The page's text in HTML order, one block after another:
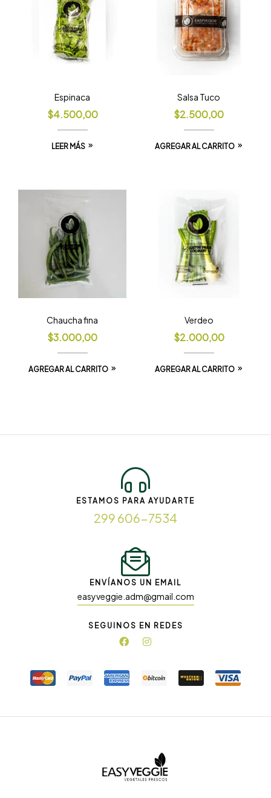
Espinaca
$4.500,00
LEER MÁS
Salsa Tuco
$2.500,00
AGREGAR AL CARRITO
Chaucha fina
$3.000,00
AGREGAR AL CARRITO
Verdeo
$2.000,00
AGREGAR AL CARRITO
ESTAMOS PARA AYUDARTE
299 606-7534
ENVÍANOS UN EMAIL
easyveggie.adm@gmail.com
SEGUINOS EN REDES